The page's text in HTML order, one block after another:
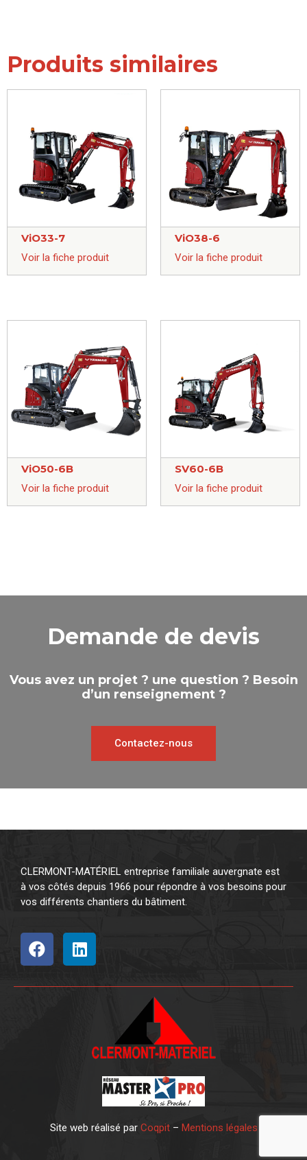
Produits similaires
ViO33-7
Voir la fiche produit
ViO38-6
Voir la fiche produit
ViO50-6B
Voir la fiche produit
SV60-6B
Voir la fiche produit
Demande de devis
Vous avez un projet ? une question ? Besoin
d’un renseignement ?
Contactez-nous
CLERMONT-MATÉRIEL entreprise familiale auvergnate est
à vos côtés depuis 1966 pour répondre à vos besoins pour
vos différents chantiers du bâtiment.
Site web réalisé par Coqpit– Mentions légales